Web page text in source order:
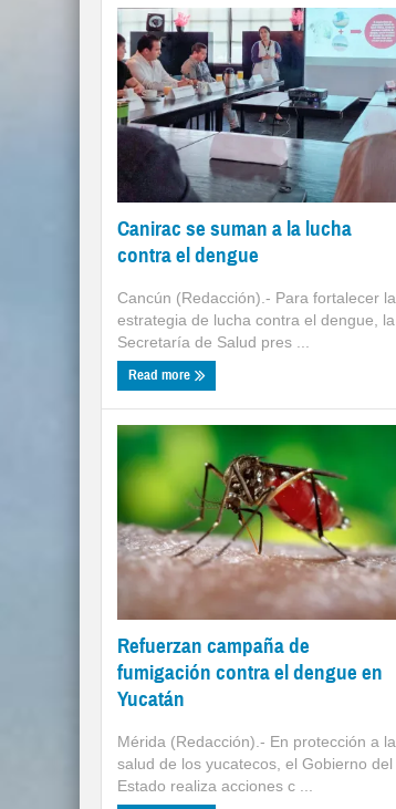
Canirac se suman a la lucha
contra el dengue
Cancún (Redacción).- Para fortalecer la
estrategia de lucha contra el dengue, la
Secretaría de Salud pres ...
Read more
Refuerzan campaña de
fumigación contra el dengue en
Yucatán
Mérida (Redacción).- En protección a la
salud de los yucatecos, el Gobierno del
Estado realiza acciones c ...